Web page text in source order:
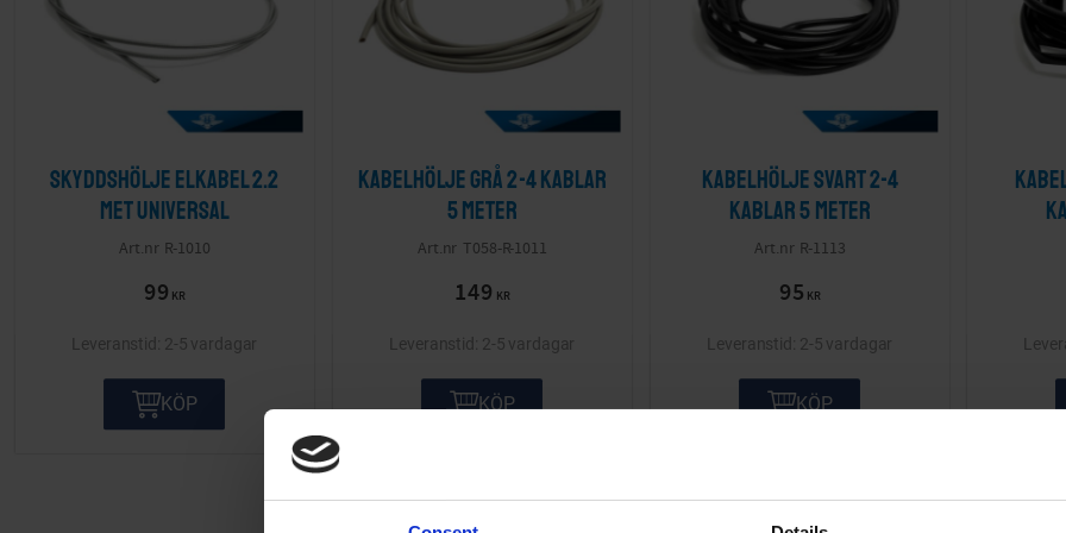
Skyddshölje elkabel 2.2
met Universal
R-1010
99 KR
2-5 vardagar
KÖP
Kabelhölje Grå 2-4 kablar
5 meter
T058-R-1011
149 KR
2-5 vardagar
KÖP
Kabelhölje Svart 2-4
kablar 5 meter
R-1113
95 KR
2-5 vardagar
KÖP